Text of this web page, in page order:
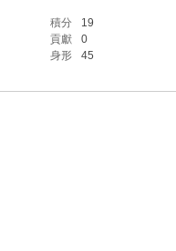
積分 19
貢獻 0
身形 45